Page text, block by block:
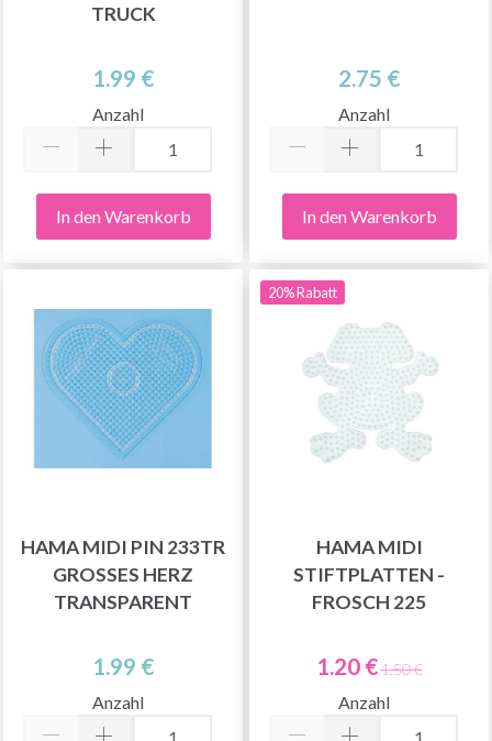
TRUCK
1.99 €
Anzahl
In den Warenkorb
2.75 €
Anzahl
In den Warenkorb
HAMA MIDI PIN 233TR
GROSSES HERZ T
RANSPARENT
1.99 €
Anzahl
20% Rabatt
HAMA MIDI
STIFTPLATTEN -
FROSCH 225
1.20 €1.50 €
Anzahl